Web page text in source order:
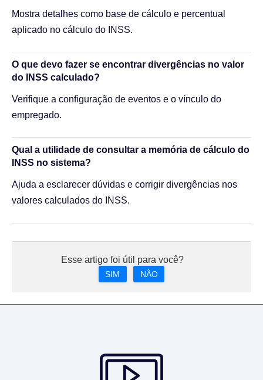
Mostra detalhes como base de cálculo e percentual
aplicado no cálculo do INSS.
O que devo fazer se encontrar divergências no valor
do INSS calculado?
Verifique a configuração de eventos e o vínculo do
empregado.
Qual a utilidade de consultar a memória de cálculo do
INSS no sistema?
Ajuda a esclarecer dúvidas e corrigir divergências nos
valores calculados do INSS.
Esse artigo foi útil para você?
SIM NÃO